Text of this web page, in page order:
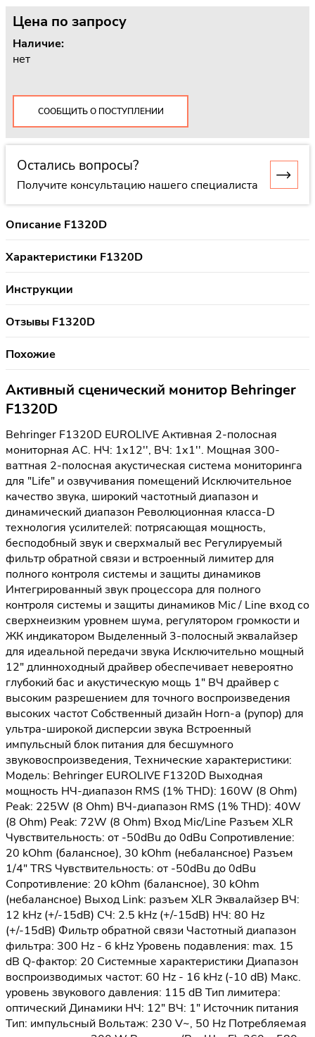
Цена по запросу
Наличие:
нет
СООБЩИТЬ О ПОСТУПЛЕНИИ
Остались вопросы?
Получите консультацию нашего специалиста
Описание F1320D
Характеристики F1320D
Инструкции
Отзывы F1320D
Похожие
Активный сценический монитор Behringer
F1320D
Behringer F1320D EUROLIVE Активная 2-полосная
мониторная АС. НЧ: 1х12'', ВЧ: 1х1''. Мощная 300-
ваттная 2-полосная акустическая система мониторинга
для "Life" и озвучивания помещений Исключительное
качество звука, широкий частотный диапазон и
динамический диапазон Революционная класса-D
технология усилителей: потрясающая мощность,
бесподобный звук и сверхмалый вес Регулируемый
фильтр обратной связи и встроенный лимитер для
полного контроля системы и защиты динамиков
Интегрированный звук процессора для полного
контроля системы и защиты динамиков Mic / Line вход со
сверхнеизким уровнем шума, регулятором громкости и
ЖК индикатором Выделенный 3-полосный эквалайзер
для идеальной передачи звука Исключительно мощный
12" длинноходный драйвер обеспечивает невероятно
глубокий бас и акустическую мощь 1" ВЧ драйвер с
высоким разрешением для точного воспроизведения
высоких частот Собственный дизайн Horn-а (рупор) для
ультра-широкой дисперсии звука Встроенный
импульсный блок питания для бесшумного
звуковоспроизведения, Технические характеристики:
Модель: Behringer EUROLIVE F1320D Выходная
мощность НЧ-диапазон RMS (1% THD): 160W (8 Ohm)
Peak: 225W (8 Ohm) ВЧ-диапазон RMS (1% THD): 40W
(8 Ohm) Peak: 72W (8 Ohm) Вход Mic/Line Разъем XLR
Чувствительность: от -50dBu до 0dBu Сопротивление:
20 kOhm (балансное), 30 kOhm (небалансное) Разъем
1/4" TRS Чувствительность: от -50dBu до 0dBu
Сопротивление: 20 kOhm (балансное), 30 kOhm
(небалансное) Выход Link: разъем XLR Эквалайзер ВЧ:
12 kHz (+/-15dB) СЧ: 2.5 kHz (+/-15dB) НЧ: 80 Hz
(+/-15dB) Фильтр обратной связи Частотный диапазон
фильтра: 300 Hz - 6 kHz Уровень подавления: max. 15
dB Q-фактор: 20 Системные характеристики Диапазон
воспроизводимых частот: 60 Hz - 16 kHz (-10 dB) Макс.
уровень звукового давления: 115 dB Тип лимитера:
оптический Динамики НЧ: 12" ВЧ: 1" Источник питания
Тип: импульсный Вольтаж: 230 V~, 50 Hz Потребляемая